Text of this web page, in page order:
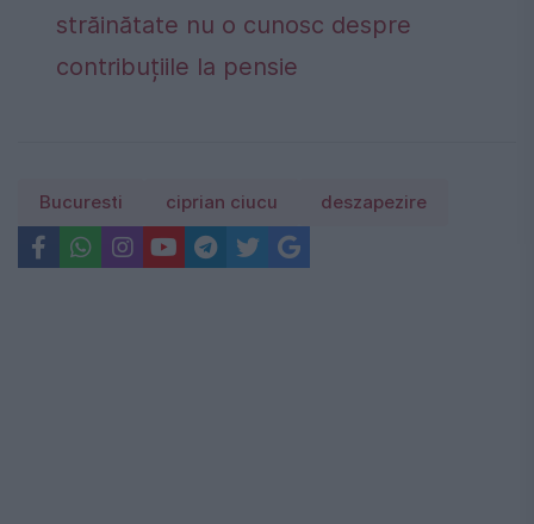
străinătate nu o cunosc despre
contribuțiile la pensie
Bucuresti ciprian ciucu deszapezire